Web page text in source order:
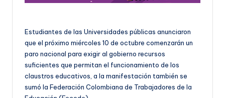
Estudiantes de las Universidades públicas anunciaron
que el próximo miércoles 10 de octubre comenzarán un
paro nacional para exigir al gobierno recursos
suficientes que permitan el funcionamiento de los
claustros educativos, a la manifestación también se
sumó la Federación Colombiana de Trabajadores de la